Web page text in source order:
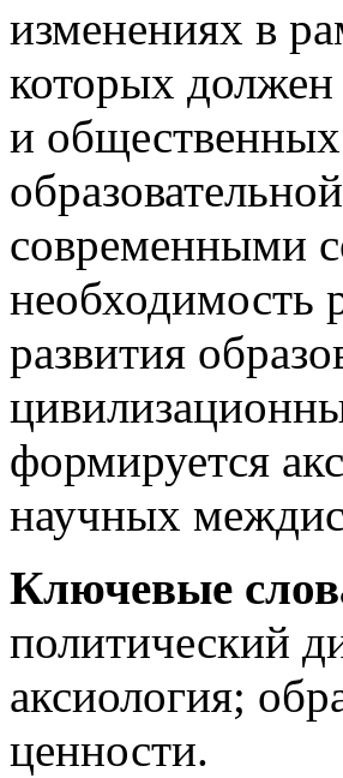
изменениях в
которых должен
и
современными
необходимость
развития
формируется
научных
Ключевые
политический
аксиология;
ценности.